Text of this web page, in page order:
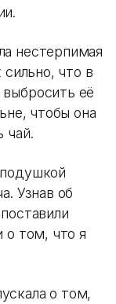
нестерпимая
сильно, что в
её
чтобы она
чай.
Узнав об
о том, что я
о том,